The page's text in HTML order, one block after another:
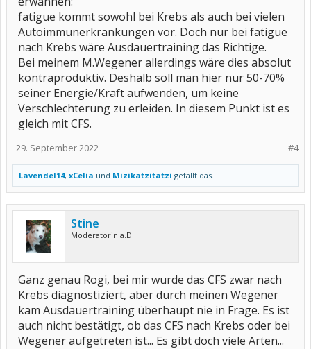
fatigue kommt sowohl bei Krebs als auch bei vielen
Autoimmunerkrankungen vor. Doch nur bei fatigue
nach Krebs wäre Ausdauertraining das Richtige.
Bei meinem M.Wegener allerdings wäre dies absolut
kontraproduktiv. Deshalb soll man hier nur 50-70%
seiner Energie/Kraft aufwenden, um keine
Verschlechterung zu erleiden. In diesem Punkt ist es
gleich mit CFS.
#4
29. September 2022
Lavendel14, xCelia und Mizikatzitatzi gefällt das.
Stine
Moderatorin a.D.
Ganz genau Rogi, bei mir wurde das CFS zwar nach
Krebs diagnostiziert, aber durch meinen Wegener
kam Ausdauertraining überhaupt nie in Frage. Es ist
auch nicht bestätigt, ob das CFS nach Krebs oder bei
Wegener aufgetreten ist... Es gibt doch viele Arten...